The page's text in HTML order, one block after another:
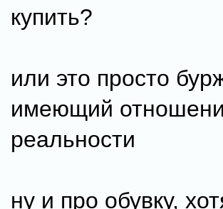
купить?
или это просто
имеющий
реальности
ну и про обувку,